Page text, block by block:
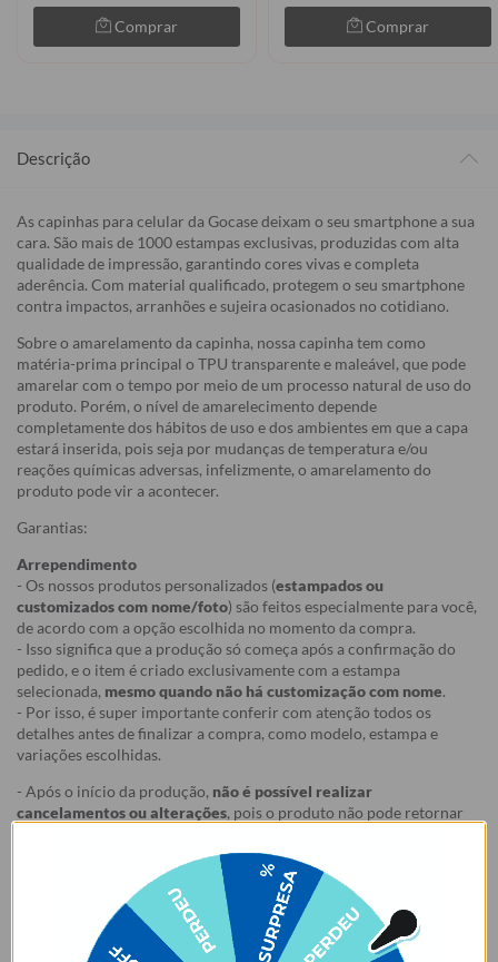
Comprar Comprar
Descrição
As capinhas para celular da Gocase deixam o seu smartphone a sua
cara. São mais de 1000 estampas exclusivas, produzidas com alta
qualidade de impressão, garantindo cores vivas e completa
aderência. Com material qualificado, protegem o seu smartphone
contra impactos, arranhões e sujeira ocasionados no cotidiano.
Sobre o amarelamento da capinha, nossa capinha tem como
matéria-prima principal o TPU transparente e maleável, que pode
amarelar com o tempo por meio de um processo natural de uso do
produto. Porém, o nível de amarelecimento depende
completamente dos hábitos de uso e dos ambientes em que a capa
estará inserida, pois seja por mudanças de temperatura e/ou
reações químicas adversas, infelizmente, o amarelamento do
produto pode vir a acontecer.
Garantias:
Arrependimento
- Os nossos produtos personalizados (estampados ou
customizados com nome/foto) são feitos especialmente para você,
de acordo com a opção escolhida no momento da compra.
- Isso significa que a produção só começa após a confirmação do
pedido, e o item é criado exclusivamente com a estampa
selecionada, mesmo quando não há customização com nome.
- Por isso, é super importante conferir com atenção todos os
detalhes antes de finalizar a compra, como modelo, estampa e
variações escolhidas.
- Após o início da produção, não é possível realizar
cancelamentos ou alterações, pois o produto não pode retornar
- Descascamento: 6 meses;
- Amarelamento: 6 meses;
- Demais defeitos de fábrica: 3 meses.